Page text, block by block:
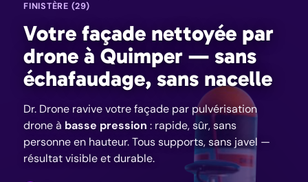
FINISTÈRE (29)
Votre façade nettoyée par
drone à Quimper — sans
échafaudage, sans nacelle
Dr. Drone ravive votre façade par pulvérisation
drone à basse pression : rapide, sûr, sans
personne en hauteur. Tous supports, sans javel —
résultat visible et durable.